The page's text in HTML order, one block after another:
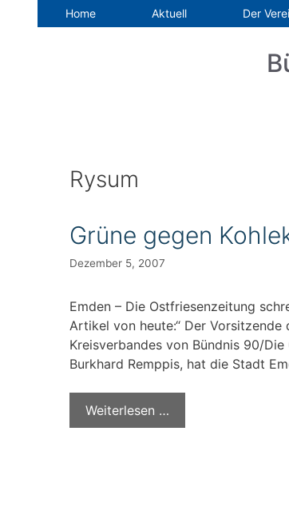
Home Aktuell Der
Rysum
Grüne gegen
Dezember 5, 2007
Emden – Die Ostfriesenzeitung
Artikel von heute:“ Der Vorsitzende
Kreisverbandes von Bündnis 90/Die
Burkhard Remppis, hat die Stadt
Weiterlesen …